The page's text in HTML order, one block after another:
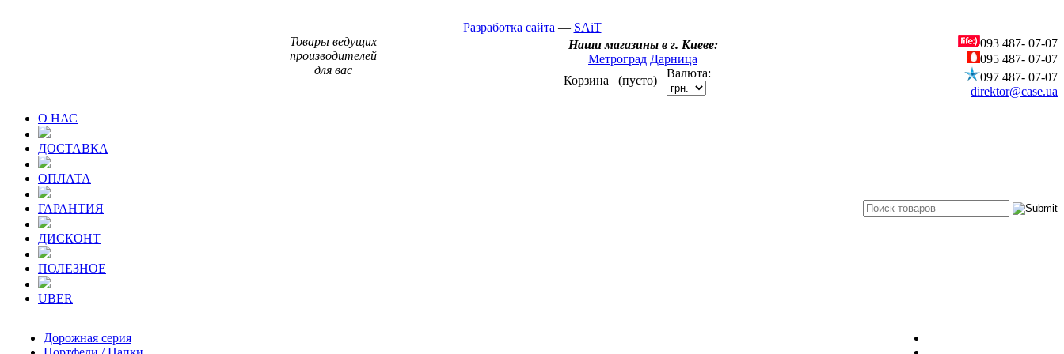
Разработка сайта — SAiT
Товары ведущих
производителей
для вас
Наши магазины в г. Киеве:
Метроград Дарница
Корзина
(пусто)
Валюта:
093 487- 07-07
095 487- 07-07
097 487- 07-07
direktor@case.ua
О НАС
ДОСТАВКА
ОПЛАТА
ГАРАНТИЯ
ДИСКОНТ
ПОЛЕЗНОЕ
UBER
Дорожная серия